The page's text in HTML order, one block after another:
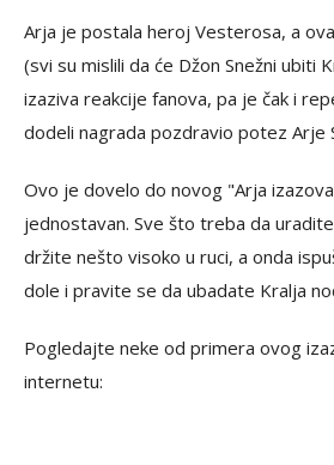
Arja je postala heroj Vesterosa, a
(svi su mislili da će Džon Snežni ubiti
izaziva reakcije fanova, pa je čak i
dodeli nagrada pozdravio potez Arje
Ovo je dovelo do novog "Arja
jednostavan. Sve što treba da
držite nešto visoko u ruci, a onda
dole i pravite se da ubadate Kralja
Pogledajte neke od primera ovog
internetu: